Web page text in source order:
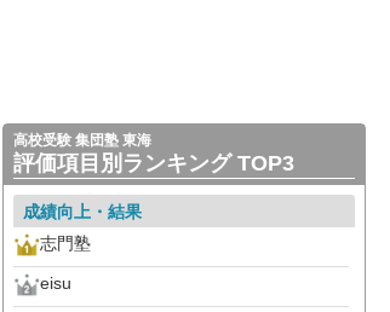
高校受験 集団塾 東海
評価項目別ランキング TOP3
成績向上・結果
志門塾
eisu